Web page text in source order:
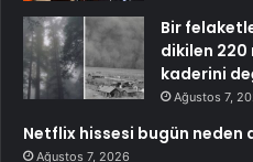
Bir
dikilen 220
kaderini
Ağustos 7,
Netflix hissesi bugün neden
Ağustos 7, 2026